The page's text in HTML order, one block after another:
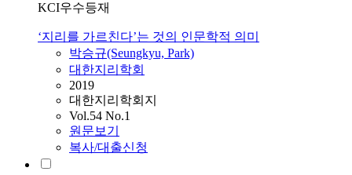
KCI우수등재
‘지리를 가르친다’는 것의 인문학적 의미
박승규(Seungkyu, Park)
대한지리학회
2019
대한지리학회지
Vol.54 No.1
원문보기
복사/대출신청